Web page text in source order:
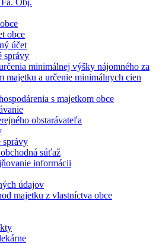
Obj.
obce
účet
správy
minimálnej výšky nájomného za
majetku a určenie minimálnych cien
s majetkom obce
obstarávateľa
správy
súťaž
informácii
údajov
majetku z vlastníctva obce